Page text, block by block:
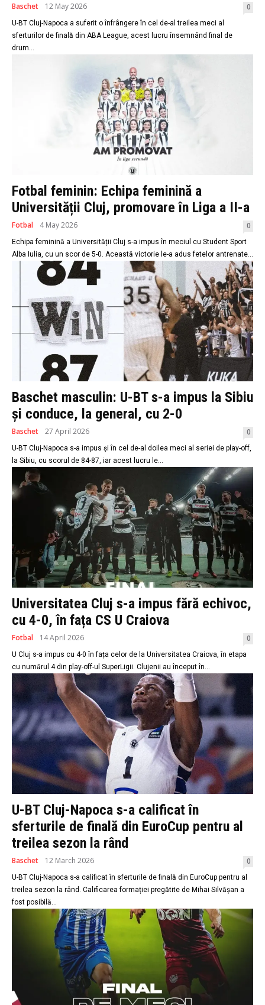
Baschet 12 May 2026 0
U-BT Cluj-Napoca a suferit o înfrângere în cel de-al treilea meci al
sferturilor de finală din ABA League, acest lucru însemnând final de
drum...
Fotbal feminin: Echipa feminină a
Universității Cluj, promovare în Liga a II-a
Fotbal 4 May 2026 0
Echipa feminină a Universității Cluj s-a impus în meciul cu Student Sport
Alba Iulia, cu un scor de 5-0. Această victorie le-a adus fetelor antrenate...
Baschet masculin: U-BT s-a impus la Sibiu
și conduce, la general, cu 2-0
Baschet 27 April 2026 0
U-BT Cluj-Napoca s-a impus și în cel de-al doilea meci al seriei de play-off,
la Sibiu, cu scorul de 84-87, iar acest lucru le...
Universitatea Cluj s-a impus fără echivoc,
cu 4-0, în fața CS U Craiova
Fotbal 14 April 2026 0
U Cluj s-a impus cu 4-0 în fața celor de la Universitatea Craiova, în etapa
cu numărul 4 din play-off-ul SuperLigii. Clujenii au început în...
U-BT Cluj-Napoca s-a calificat în
sferturile de finală din EuroCup pentru al
treilea sezon la rând
Baschet 12 March 2026 0
U-BT Cluj-Napoca s-a calificat în sferturile de finală din EuroCup pentru al
treilea sezon la rând. Calificarea formației pregătite de Mihai Silvășan a
fost posibilă...